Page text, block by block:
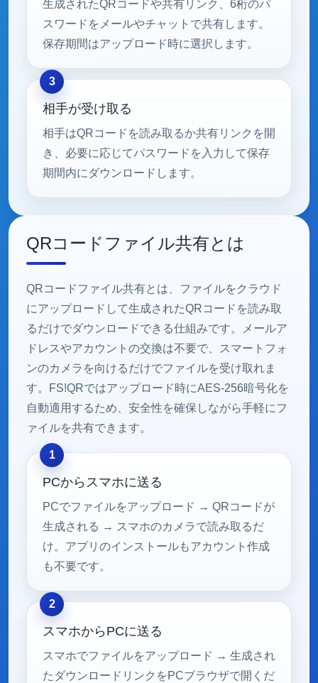
生成されたQRコードや共有リンク、6桁のパ
スワードをメールやチャットで共有します。
保存期間はアップロード時に選択します。
相手が受け取る
相手はQRコードを読み取るか共有リンクを開
き、必要に応じてパスワードを入力して保存
期間内にダウンロードします。
QRコードファイル共有とは
QRコードファイル共有とは、ファイルをクラウド
にアップロードして生成されたQRコードを読み取
るだけでダウンロードできる仕組みです。メールア
ドレスやアカウントの交換は不要で、スマートフォ
ンのカメラを向けるだけでファイルを受け取れま
す。FS!QRではアップロード時にAES-256暗号化を
自動適用するため、安全性を確保しながら手軽にフ
ァイルを共有できます。
PCからスマホに送る
PCでファイルをアップロード → QRコードが
生成される → スマホのカメラで読み取るだ
け。アプリのインストールもアカウント作成
も不要です。
スマホからPCに送る
スマホでファイルをアップロード → 生成され
たダウンロードリンクをPCブラウザで開くだ